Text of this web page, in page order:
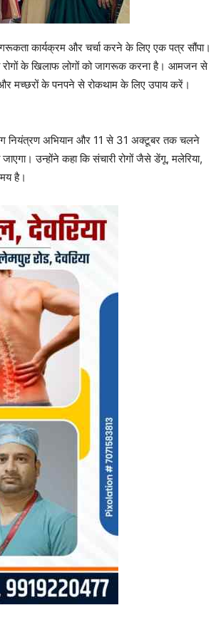
कार्यक्रम और चर्चा करने के लिए एक पत्र सौंपा।
रोगों के खिलाफ लोगों को जागरूक करना है। आमजन से
मच्छरों के पनपने से रोकथाम के लिए उपाय करें।
नियंत्रण अभियान और 11 से 31 अक्टूबर तक चलने
उन्होंने कहा कि संचारी रोगों जैसे डेंगू, मलेरिया,
है।